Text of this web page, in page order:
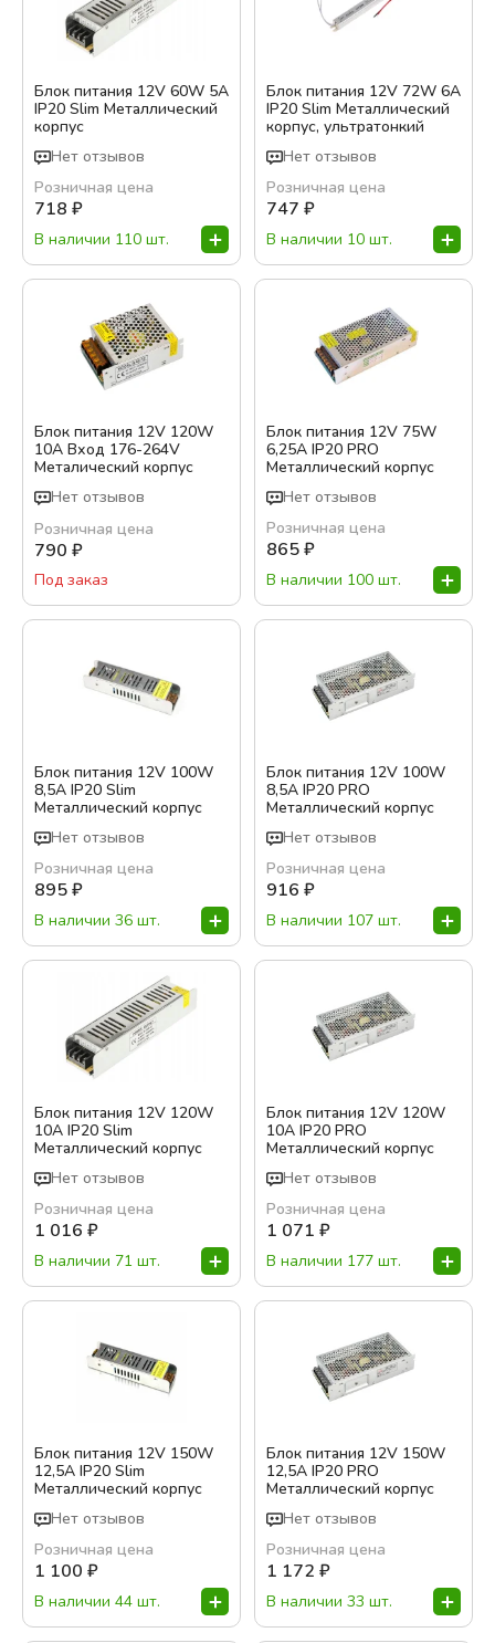
Блок питания 12V 60W 5A
IP20 Slim Металлический
корпус
Нет отзывов
Розничная цена
718 ₽
В наличии 110 шт.
Блок питания 12V 72W 6A
IP20 Slim Металлический
корпус, ультратонкий
Нет отзывов
Розничная цена
747 ₽
В наличии 10 шт.
Блок питания 12V 120W
10A Вход 176-264V
Металический корпус
Нет отзывов
Розничная цена
790 ₽
Под заказ
Блок питания 12V 75W
6,25A IP20 PRO
Металлический корпус
Нет отзывов
Розничная цена
865₽
В наличии 100 шт.
Блок питания 12V 100W
8,5A IP20 Slim
Металлический корпус
Нет отзывов
Розничная цена
895₽
В наличии 36 шт.
Блок питания 12V 100W
8,5A IP20 PRO
Металлический корпус
Нет отзывов
Розничная цена
916 ₽
В наличии 107 шт.
Блок питания 12V 120W
10A IP20 Slim
Металлический корпус
Нет отзывов
Розничная цена
1 016 ₽
В наличии 71 шт.
Блок питания 12V 120W
10A IP20 PRO
Металлический корпус
Нет отзывов
Розничная цена
1 071 ₽
В наличии 177 шт.
Блок питания 12V 150W
12,5A IP20 Slim
Металлический корпус
Нет отзывов
Розничная цена
1 100 ₽
В наличии 44 шт.
Блок питания 12V 150W
12,5A IP20 PRO
Металлический корпус
Нет отзывов
Розничная цена
1 172 ₽
В наличии 33 шт.